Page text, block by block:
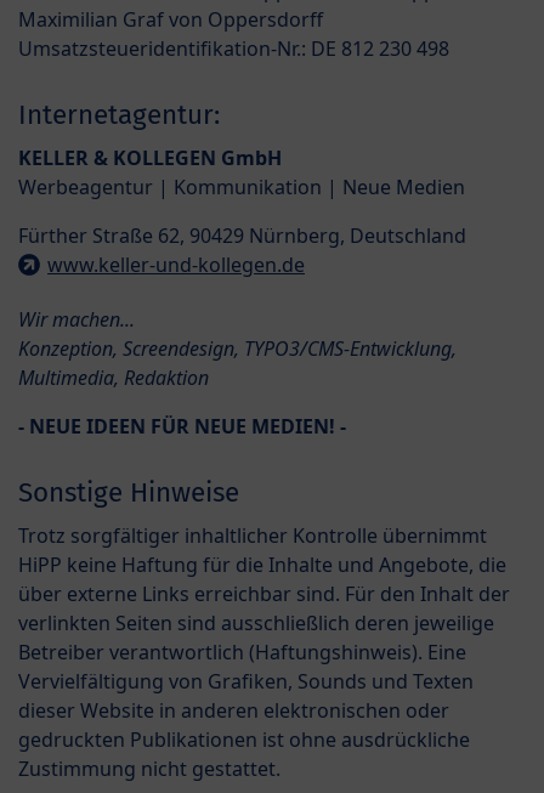
Maximilian Graf von Oppersdorff
Umsatzsteueridentifikation-Nr.: DE 812 230 498
Internetagentur:
KELLER & KOLLEGEN GmbH
Werbeagentur | Kommunikation | Neue Medien
Fürther Straße 62, 90429 Nürnberg, Deutschland
www.keller-und-kollegen.de
Wir machen...
Konzeption, Screendesign, TYPO3/CMS-Entwicklung,
Multimedia, Redaktion
- NEUE IDEEN FÜR NEUE MEDIEN! -
Sonstige Hinweise
Trotz sorgfältiger inhaltlicher Kontrolle übernimmt
HiPP keine Haftung für die Inhalte und Angebote, die
über externe Links erreichbar sind. Für den Inhalt der
verlinkten Seiten sind ausschließlich deren jeweilige
Betreiber verantwortlich (Haftungshinweis). Eine
Vervielfältigung von Grafiken, Sounds und Texten
dieser Website in anderen elektronischen oder
gedruckten Publikationen ist ohne ausdrückliche
Zustimmung nicht gestattet.